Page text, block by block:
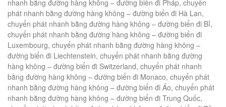
nhanh bằng đường hàng không – đường biển đi Pháp, chuyển
phát nhanh bằng đường hàng không – đường biển đi Hà Lan,
chuyển phát nhanh bằng đường hàng không – đường biển đi Bỉ,
chuyển phát nhanh bằng đường hàng không – đường biển đi
Luxembourg, chuyển phát nhanh bằng đường hàng không –
đường biển đi Liechtenstein, chuyển phát nhanh bằng đường
hàng không – đường biển đi Switzerland, chuyển phát nhanh
bằng đường hàng không – đường biển đi Monaco, chuyển phát
nhanh bằng đường hàng không – đường biển đi Áo, chuyển phát
nhanh bằng đường hàng không – đường biển đi Trung Quốc,